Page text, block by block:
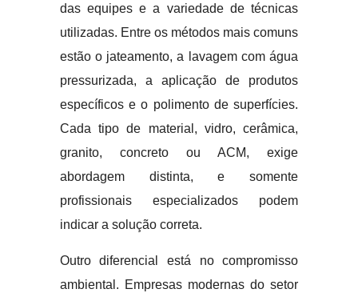
das equipes e a variedade de técnicas
utilizadas. Entre os métodos mais comuns
estão o jateamento, a lavagem com água
pressurizada, a aplicação de produtos
específicos e o polimento de superfícies.
Cada tipo de material, vidro, cerâmica,
granito, concreto ou ACM, exige
abordagem distinta, e somente
profissionais especializados podem
indicar a solução correta.
Outro diferencial está no compromisso
ambiental. Empresas modernas do setor